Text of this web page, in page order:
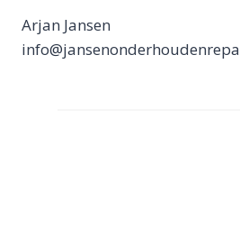
Arjan Jansen